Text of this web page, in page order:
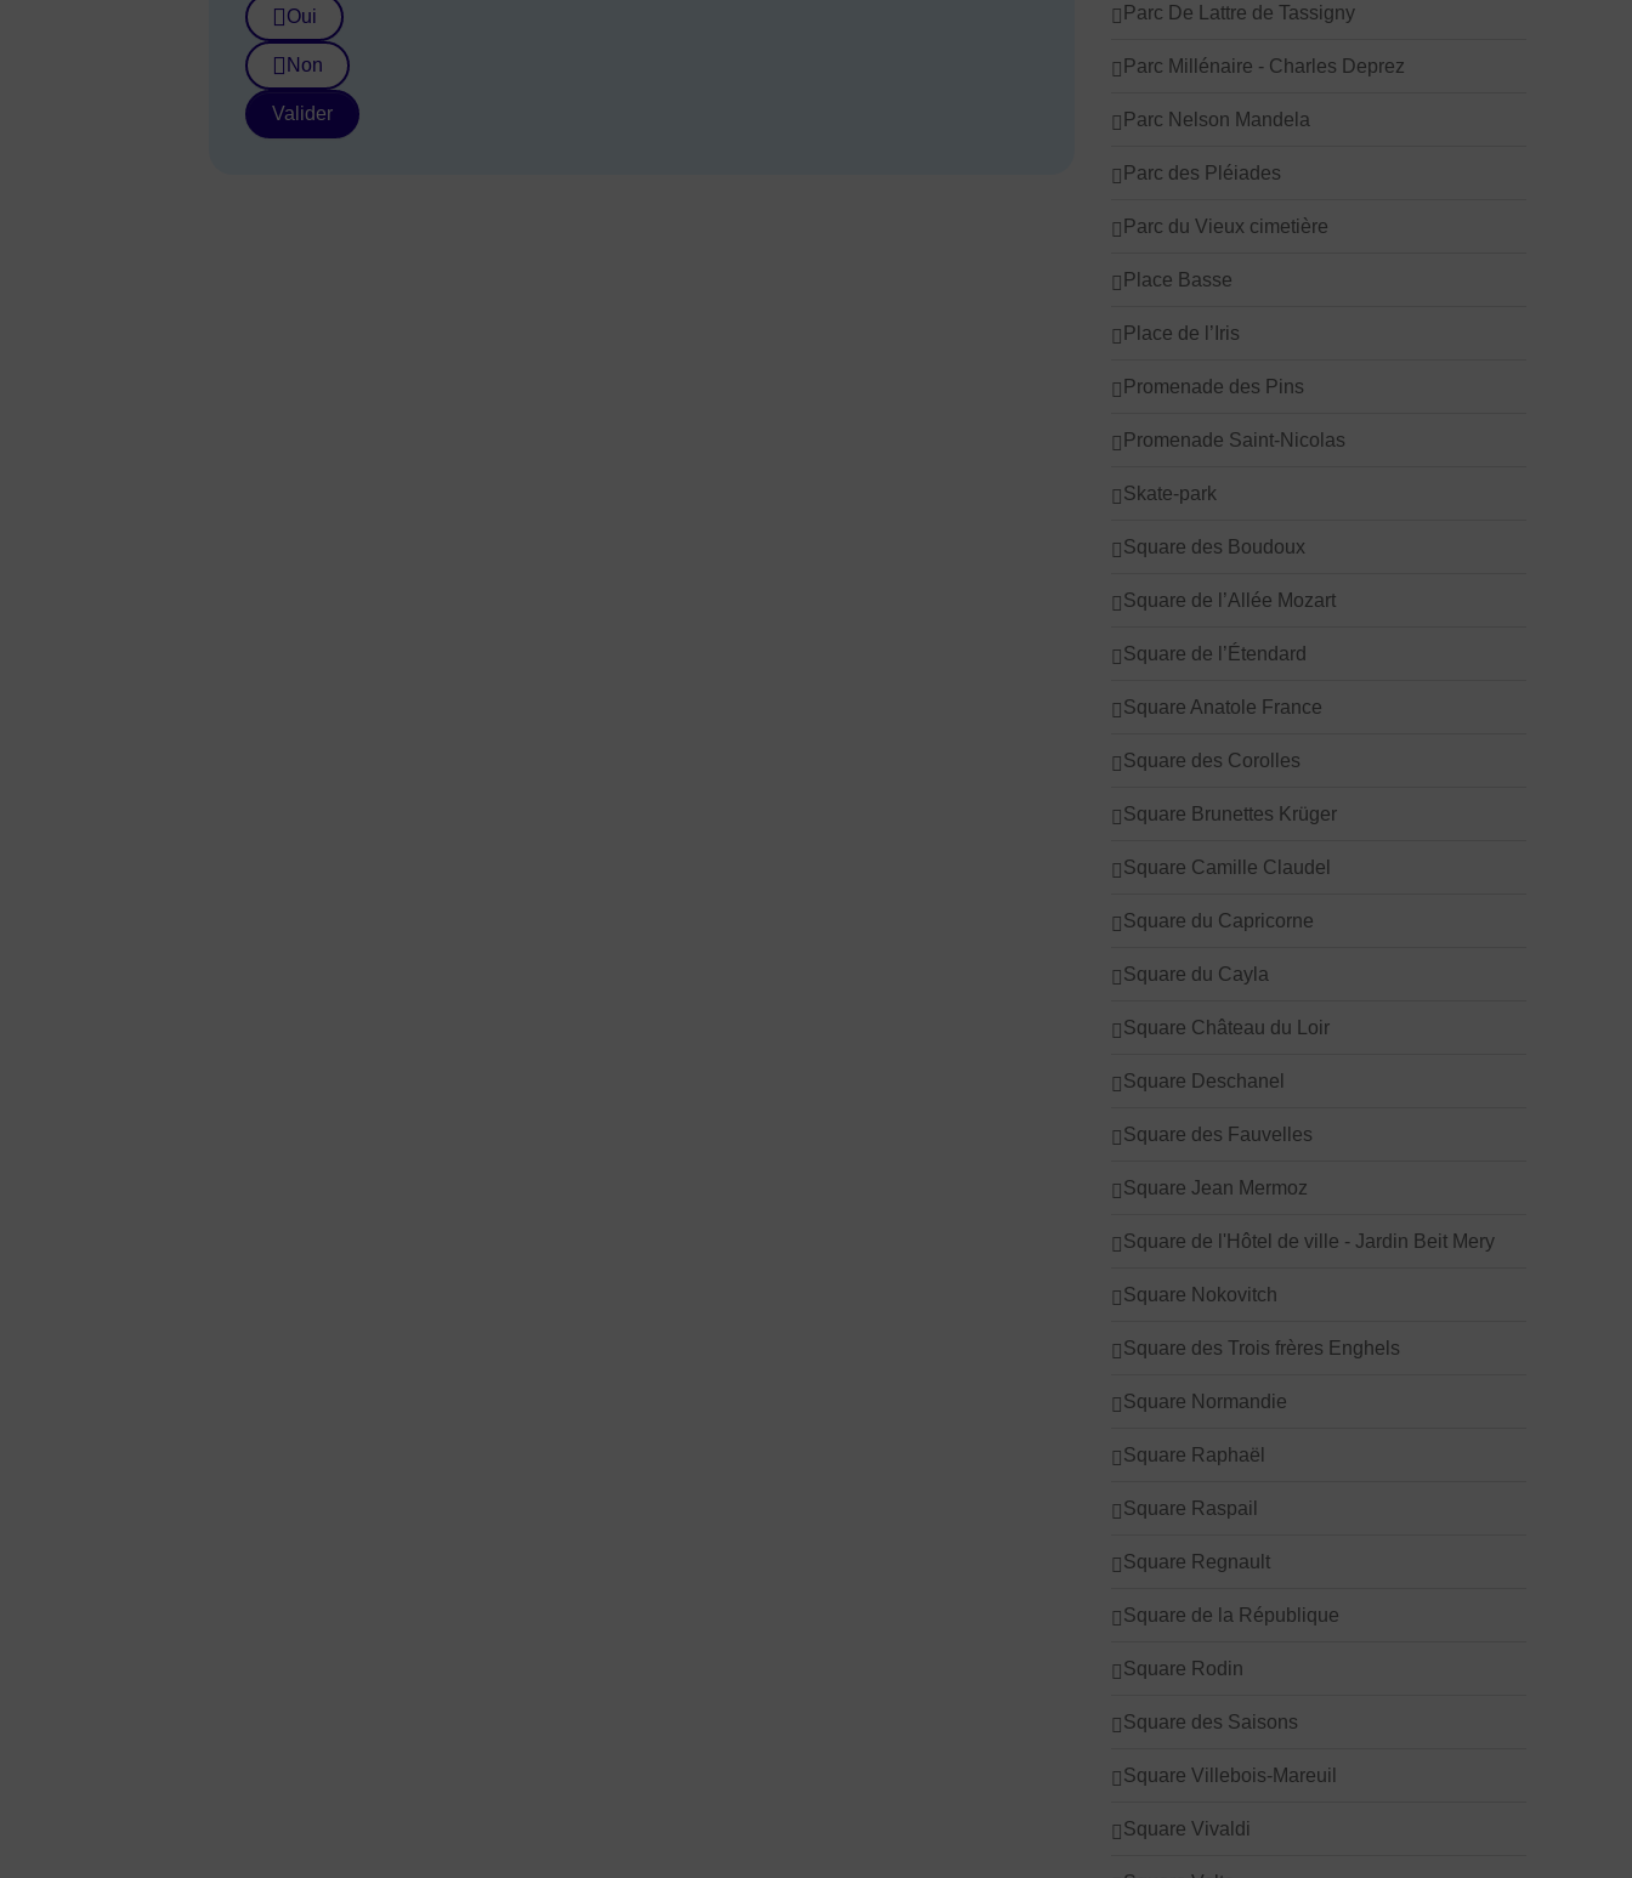
Oui
Non
Valider
Parc De Lattre de Tassigny
Parc Millénaire - Charles Deprez
Parc Nelson Mandela
Parc des Pléiades
Parc du Vieux cimetière
Place Basse
Place de l’Iris
Promenade des Pins
Promenade Saint-Nicolas
Skate-park
Square des Boudoux
Square de l’Allée Mozart
Square de l’Étendard
Square Anatole France
Square des Corolles
Square Brunettes Krüger
Square Camille Claudel
Square du Capricorne
Square du Cayla
Square Château du Loir
Square Deschanel
Square des Fauvelles
Square Jean Mermoz
Square de l'Hôtel de ville - Jardin Beit Mery
Square Nokovitch
Square des Trois frères Enghels
Square Normandie
Square Raphaël
Square Raspail
Square Regnault
Square de la République
Square Rodin
Square des Saisons
Square Villebois-Mareuil
Square Vivaldi